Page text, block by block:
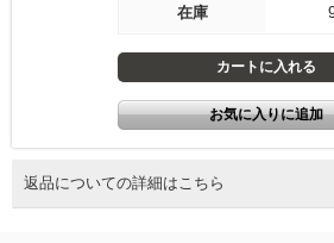
在庫
返品についての詳細はこちら